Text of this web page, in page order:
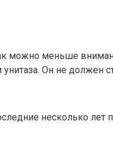
можно меньше
Он не должен
несколько